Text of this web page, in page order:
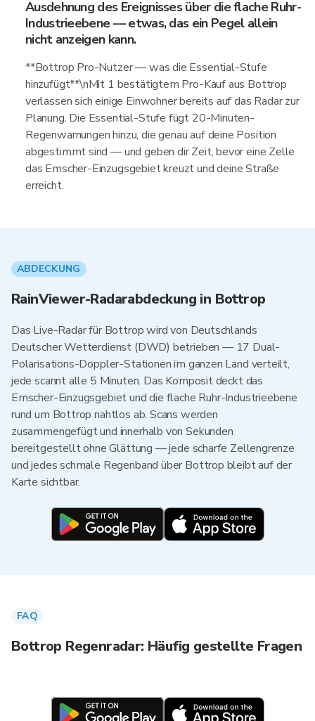
Ausdehnung des Ereignisses über die flache Ruhr-
Industrieebene — etwas, das ein Pegel allein
nicht anzeigen kann.
**Bottrop Pro-Nutzer — was die Essential-Stufe
hinzufügt**\nMit 1 bestätigtem Pro-Kauf aus Bottrop
verlassen sich einige Einwohner bereits auf das Radar zur
Planung. Die Essential-Stufe fügt 20-Minuten-
Regenwarnungen hinzu, die genau auf deine Position
abgestimmt sind — und geben dir Zeit, bevor eine Zelle
das Emscher-Einzugsgebiet kreuzt und deine Straße
erreicht.
ABDECKUNG
RainViewer-Radarabdeckung in Bottrop
Das Live-Radar für Bottrop wird von Deutschlands
Deutscher Wetterdienst (DWD) betrieben — 17 Dual-
Polarisations-Doppler-Stationen im ganzen Land verteilt,
jede scannt alle 5 Minuten. Das Komposit deckt das
Emscher-Einzugsgebiet und die flache Ruhr-Industrieebene
rund um Bottrop nahtlos ab. Scans werden
zusammengefügt und innerhalb von Sekunden
bereitgestellt ohne Glättung — jede scharfe Zellengrenze
und jedes schmale Regenband über Bottrop bleibt auf der
Karte sichtbar.
FAQ
Bottrop Regenradar: Häufig gestellte Fragen